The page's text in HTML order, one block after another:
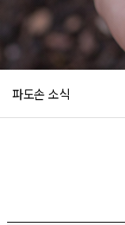
파도손 소식